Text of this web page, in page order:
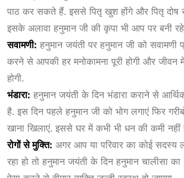
पाठ कर सकते हैं. इससे पितृ खुश होंगे और पितृ दोष
इसके अलावा हनुमान जी की कृपा भी आप पर बनी
सवामणी: हनुमान जयंती पर हनुमान जी को सवामणी
करने से आपकी हर मनोकामना पूरी होगी और जीवन
होगी.
भंडारा: हनुमान जयंती के दिन भंडारा कराने से
है. इस दिन पहले हनुमान जी को भोग लगाएं फिर
खाना खिलाएं. इससे घर में कभी भी धन की कमी नहीं
रोगोंसेमुक्ति: अगर आप या परिवार का कोई सदस्य
रहा हो तो हनुमान जयंती के दिन हनुमान चालीसा